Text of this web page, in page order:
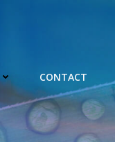
CONTACT